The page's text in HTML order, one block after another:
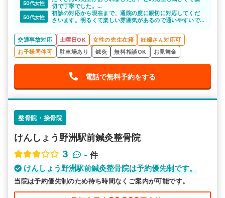
50代女性
切で丁寧でした。
通うのは体がしんどいけど楽しかったです。
50代女性
初診の対応から現在まで、通院の度に親切に対応してくだ
さいます。明るくて楽しい雰囲気があるので通いやすいで
交通事故対応
土曜日OK 女性の先生在籍
妊婦さん対応可
お子様同伴可
駐車場あり 鍼灸 無料相談OK お見舞金
電話で無料予約をする
整骨院・接骨院
けんしょう野洲駅前鍼灸整骨院
3
- 件
けんしょう野洲駅前鍼灸整骨院は予約優先制です。
当院は予約優先制のため待ち時間なくご案内が可能です。